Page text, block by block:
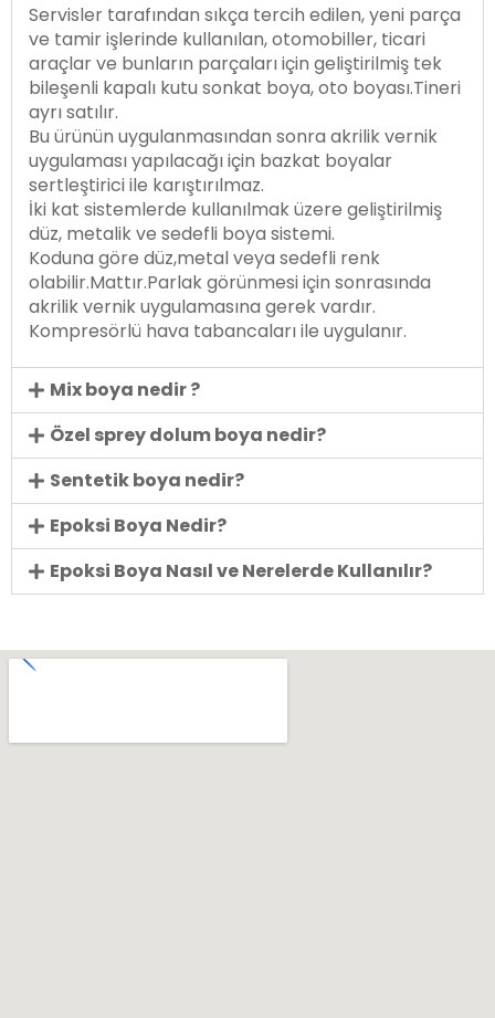
Servisler tarafından sıkça tercih edilen, yeni parça
ve tamir işlerinde kullanılan, otomobiller, ticari
araçlar ve bunların parçaları için geliştirilmiş tek
bileşenli kapalı kutu sonkat boya, oto boyası.Tineri
ayrı satılır.
Bu ürünün uygulanmasından sonra akrilik vernik
uygulaması yapılacağı için bazkat boyalar
sertleştirici ile karıştırılmaz.
İki kat sistemlerde kullanılmak üzere geliştirilmiş
düz, metalik ve sedefli boya sistemi.
Koduna göre düz,metal veya sedefli renk
olabilir.Mattır.Parlak görünmesi için sonrasında
akrilik vernik uygulamasına gerek vardır.
Kompresörlü hava tabancaları ile uygulanır.
Mix boya nedir ?
Özel sprey dolum boya nedir?
Sentetik boya nedir?
Epoksi Boya Nedir?
Epoksi Boya Nasıl ve Nerelerde Kullanılır?